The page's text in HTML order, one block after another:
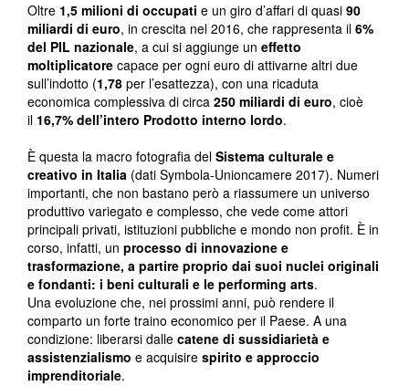
Oltre 1,5 milioni di occupati e un giro d’affari di quasi 90
miliardi di euro, in crescita nel 2016, che rappresenta il 6%
del PIL nazionale, a cui si aggiunge un effetto
moltiplicatore capace per ogni euro di attivarne altri due
sull’indotto (1,78 per l’esattezza), con una ricaduta
economica complessiva di circa 250 miliardi di euro, cioè
il 16,7% dell’intero Prodotto interno lordo.
È questa la macro fotografia del Sistema culturale e
creativo in Italia (dati Symbola-Unioncamere 2017). Numeri
importanti, che non bastano però a riassumere un universo
produttivo variegato e complesso, che vede come attori
principali privati, istituzioni pubbliche e mondo non profit. È in
corso, infatti, un processo di innovazione e
trasformazione, a partire proprio dai suoi nuclei originali
e fondanti: i beni culturali e le performing arts.
Una evoluzione che, nei prossimi anni, può rendere il
comparto un forte traino economico per il Paese. A una
condizione: liberarsi dalle catene di sussidiarietà e
assistenzialismo e acquisire spirito e approccio
imprenditoriale.